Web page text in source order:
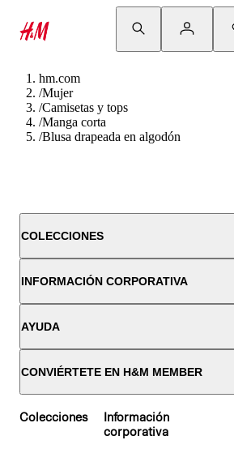
hm.com
/Mujer
/Camisetas y tops
/Manga corta
/Blusa drapeada en algodón
COLECCIONES
INFORMACIÓN CORPORATIVA
AYUDA
CONVIÉRTETE EN H&M MEMBER
Colecciones
Información
corporativa